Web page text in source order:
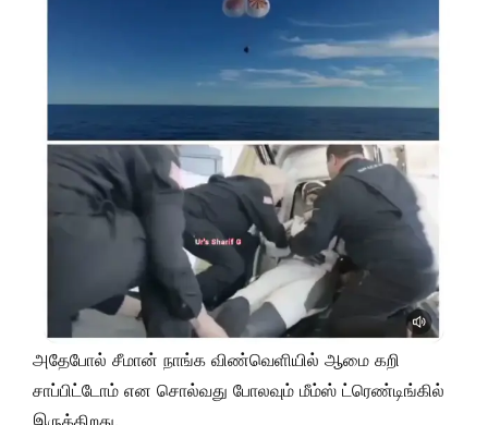
அதேபோல் சீமான் நாங்க விண்வெளியில் ஆமை கறி
சாப்பிட்டோம் என சொல்வது போலவும் மீம்ஸ் ட்ரெண்டிங்கில்
இருக்கிறது.